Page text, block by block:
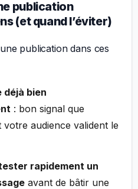
publication
(et quand l’éviter)
publication dans ces
déjà bien
: bon signal que
votre audience valident le
rapidement un
avant de bâtir une